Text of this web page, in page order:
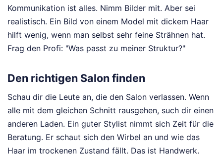
Kommunikation ist alles. Nimm Bilder mit. Aber sei
realistisch. Ein Bild von einem Model mit dickem Haar
hilft wenig, wenn man selbst sehr feine Strähnen hat.
Frag den Profi: "Was passt zu meiner Struktur?"
Den richtigen Salon finden
Schau dir die Leute an, die den Salon verlassen. Wenn
alle mit dem gleichen Schnitt rausgehen, such dir einen
anderen Laden. Ein guter Stylist nimmt sich Zeit für die
Beratung. Er schaut sich den Wirbel an und wie das
Haar im trockenen Zustand fällt. Das ist Handwerk.